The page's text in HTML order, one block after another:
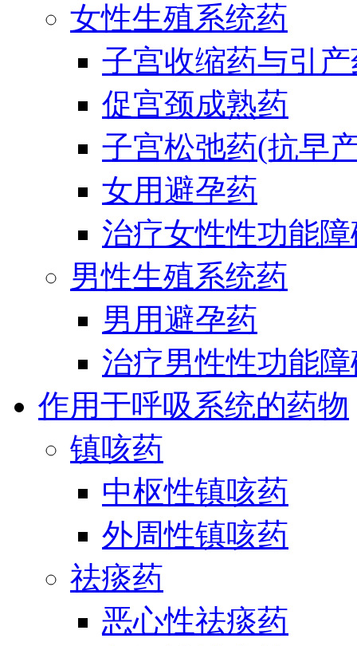
女性生殖系统药
子宫收缩药与引
促宫颈成熟药
子宫松弛药(抗早
女用避孕药
治疗女性性功能
男性生殖系统药
男用避孕药
治疗男性性功能
作用于呼吸系统的药物
镇咳药
中枢性镇咳药
外周性镇咳药
祛痰药
恶心性祛痰药